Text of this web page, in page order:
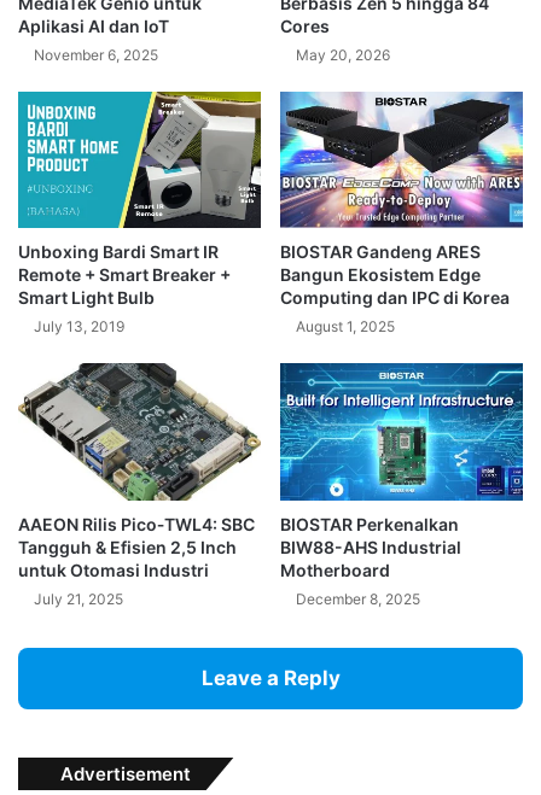
Aplikasi AI dan IoT
November 6, 2025
Cores
May 20, 2026
Unboxing Bardi Smart IR
Remote + Smart Breaker +
Smart Light Bulb
July 13, 2019
BIOSTAR Gandeng ARES
Bangun Ekosistem Edge
Computing dan IPC di Korea
August 1, 2025
AAEON Rilis Pico‑TWL4: SBC
Tangguh & Efisien 2,5 Inch
untuk Otomasi Industri
July 21, 2025
BIOSTAR Perkenalkan
BIW88-AHS Industrial
Motherboard
December 8, 2025
Leave a Reply
Advertisement